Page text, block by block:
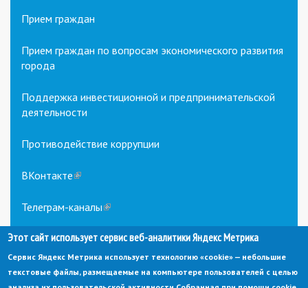
Прием граждан
Прием граждан по вопросам экономического развития
города
Поддержка инвестиционной и предпринимательской
деятельности
Противодействие коррупции
ВКонтакте(link
external)
Телеграм-каналы(link
external)
Этот сайт использует сервис веб-аналитики Яндекс Метрика
Сервис Яндекс Метрика использует технологию «cookie» — небольшие
текстовые файлы, размещаемые на компьютере пользователей с целью